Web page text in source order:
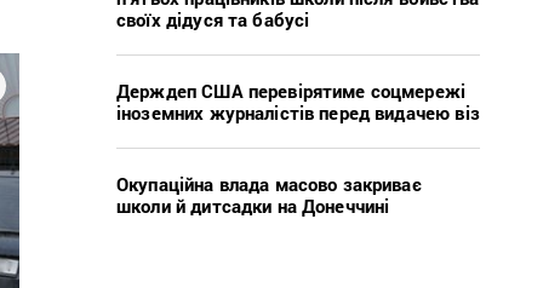
своїх дідуся та бабусі
Держдеп США перевірятиме соцмережі
іноземних журналістів перед видачею віз
Окупаційна влада масово закриває
школи й дитсадки на Донеччині